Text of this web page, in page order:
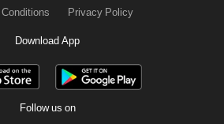
Privacy Policy
Download App
Follow us on